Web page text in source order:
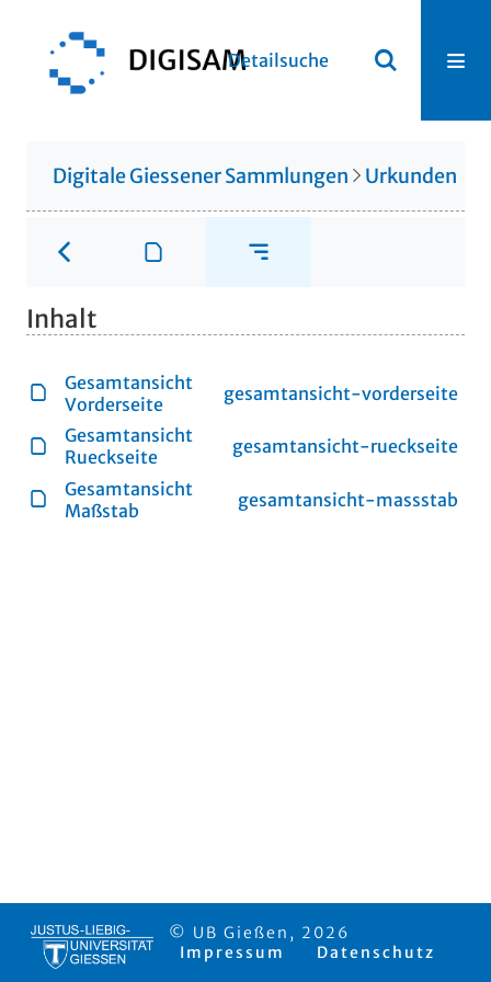
Detailsuche
Digitale Giessener Sammlungen Urkunden
Inhalt
gesamtansicht-vorderseite
Gesamtansicht
Vorderseite
gesamtansicht-rueckseite
Gesamtansicht
Rueckseite
gesamtansicht-massstab
Gesamtansicht
Maßstab
© UB Gießen, 2026
Impressum
Datenschutz